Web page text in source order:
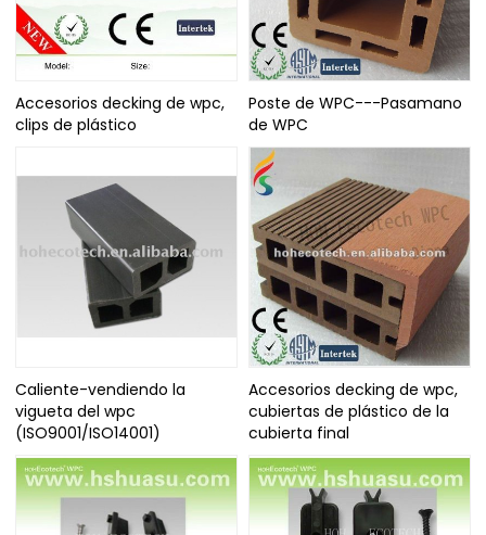
Accesorios decking de wpc,
clips de plástico
Poste de WPC---Pasamano
de WPC
Caliente-vendiendo la
vigueta del wpc
(ISO9001/ISO14001)
Accesorios decking de wpc,
cubiertas de plástico de la
cubierta final